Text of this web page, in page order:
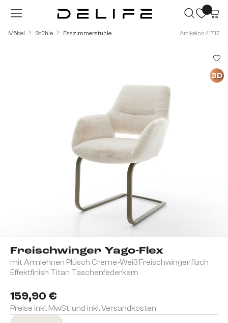
Zum Hauptinhalt springen
Möbel Stühle Esszimmerstühle Artikelnr.: 41717
Freischwinger Yago-Flex
mit Armlehnen Plüsch Creme-Weiß Freischwinger flach
Effektfinish Titan Taschenfederkern
159,90 €
Preise inkl. MwSt. und inkl. Versandkosten
3D